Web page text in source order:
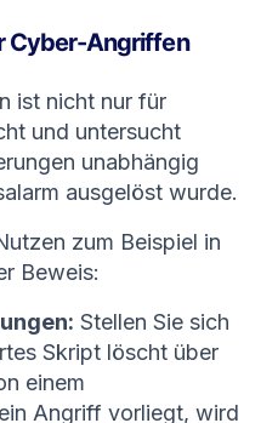
Cyber-Angriffen
ist nicht nur für
und untersucht
unabhängig
ausgelöst wurde.
zum Beispiel in
Beweis:
Stellen Sie sich
Skript löscht über
einem
Angriff vorliegt, wird